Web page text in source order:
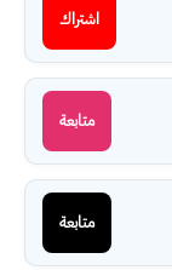
اشتراك
متابعة
متابعة